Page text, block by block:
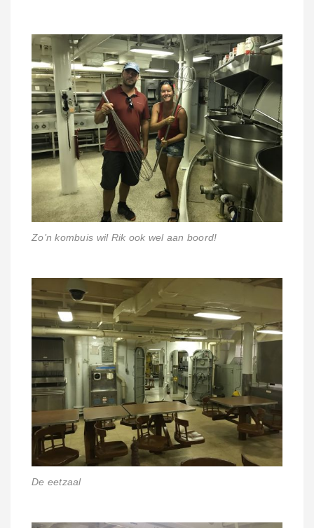
Zo’n kombuis wil Rik ook wel aan boord!
De eetzaal